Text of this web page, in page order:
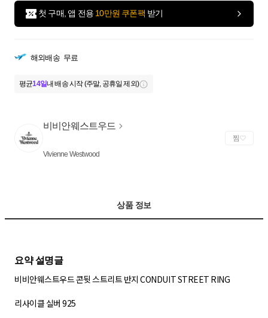
첫 구매, 앱 전용 10만원 쿠폰팩 받기
해외배송 무료
평균14일내 배송 시작 (주말, 공휴일 제외)
비비안웨스트우드
Vivienne Westwood
찜
상품 정보
요약 설명글
비비안웨스트우드 콘뒷 스트리트 반지 CONDUIT STREET RING
리사이클 실버 925